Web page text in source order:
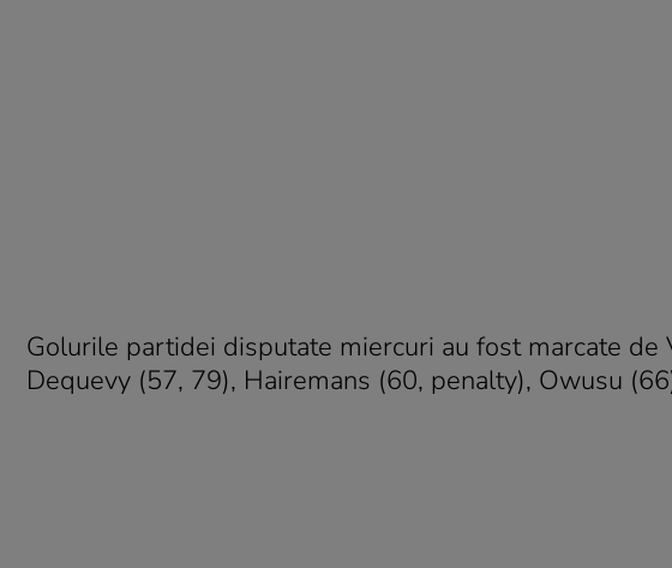
Golurile partidei disputate miercuri au fost marcate
Dequevy (57, 79), Hairemans (60, penalty), Owusu